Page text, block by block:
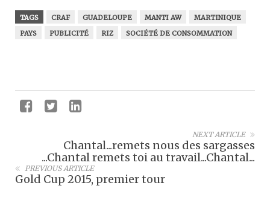
TAGS CRAF GUADELOUPE MANTI AW
MARTINIQUE
PAYS
PUBLICITÉ RIZ SOCIÉTÉ DE CONSOMMATION
NEXT ARTICLE
Chantal...remets nous des sargasses
...Chantal remets toi au travail...Chantal...
PREVIOUS ARTICLE
Gold Cup 2015, premier tour